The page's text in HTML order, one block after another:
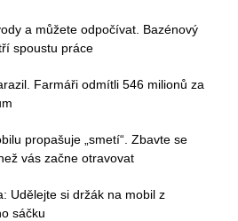
a můžete odpočívat. Bazénový
spoustu práce
Farmáři odmítli 546 milionů za
propašuje „smetí“. Zbavte se
vás začne otravovat
Udělejte si držák na mobil z
sáčku